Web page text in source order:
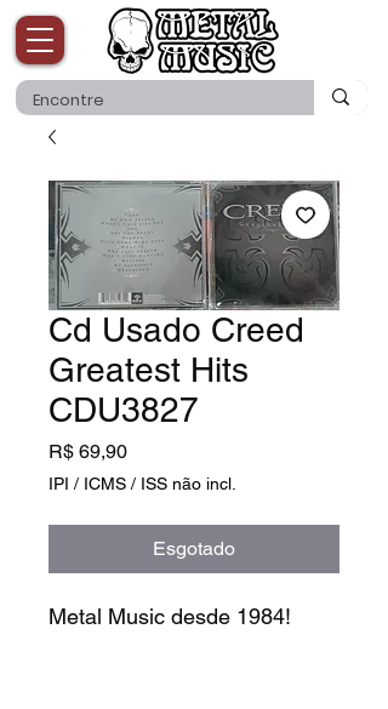
Cd Usado Creed
Greatest Hits
CDU3827
R$ 69,90Preço
IPI / ICMS / ISS não incl.
Esgotado
Metal Music desde 1984!